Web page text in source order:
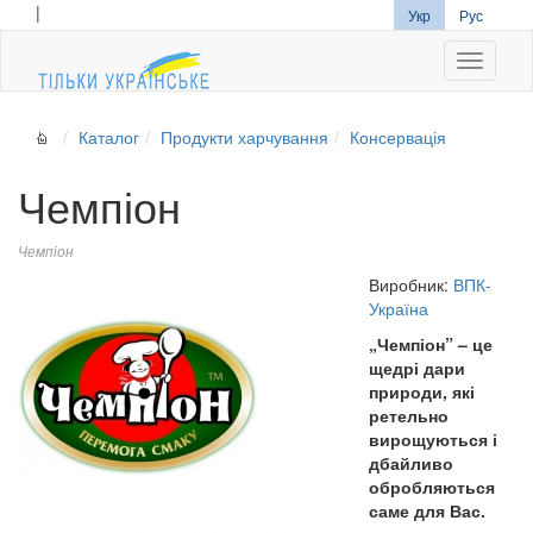
| Укр Рус
Каталог Продукти харчування Консервація
Чемпіон
Чемпіон
Виробник: ВПК-
Україна
„Чемпіон” – це
щедрі дари
природи, які
ретельно
вирощуються і
дбайливо
обробляються
саме для Вас.